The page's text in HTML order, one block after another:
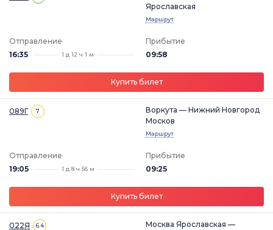
Ярославская
Маршрут
Отправление
16:35
1 д 12 ч 1 м
Прибытие
09:58
Купить билет
089Г 7
Воркута — Нижний Новгород
Москов
Маршрут
Отправление
19:05
1 д 8 ч 56 м
Прибытие
09:25
Купить билет
022Я 6.4 Москва Ярославская —